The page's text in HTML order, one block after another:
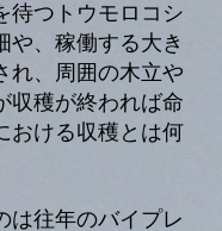
待つトウモロコシ
や、稼働する大き
れ、周囲の木立や
収穫が終われば命
おける収穫とは何
往年のバイプレ